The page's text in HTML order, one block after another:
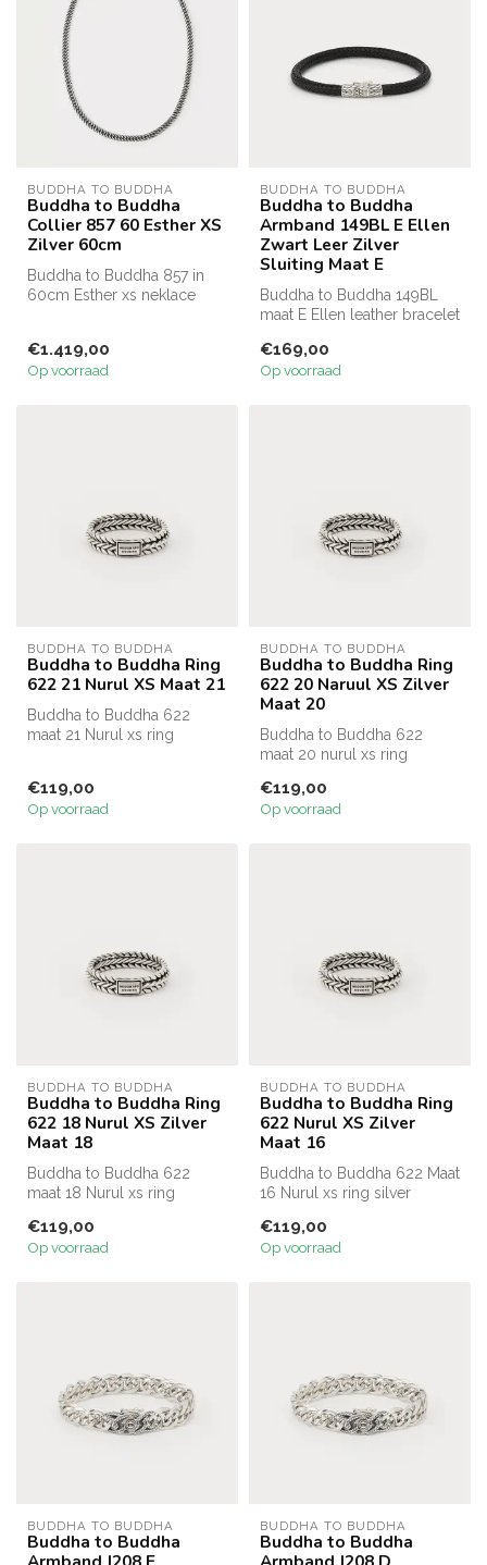
BUDDHA TO BUDDHA
Buddha to Buddha
Collier 857 60 Esther XS
Zilver 60cm
Buddha to Buddha 857 in
60cm Esther xs neklace
€1.419,00
Op voorraad
BUDDHA TO BUDDHA
Buddha to Buddha
Armband 149BL E Ellen
Zwart Leer Zilver
Sluiting Maat E
Buddha to Buddha 149BL
maat E Ellen leather bracelet
€169,00
Op voorraad
BUDDHA TO BUDDHA
Buddha to Buddha Ring
622 21 Nurul XS Maat 21
Buddha to Buddha 622
maat 21 Nurul xs ring
€119,00
Op voorraad
BUDDHA TO BUDDHA
Buddha to Buddha Ring
622 20 Naruul XS Zilver
Maat 20
Buddha to Buddha 622
maat 20 nurul xs ring
€119,00
Op voorraad
BUDDHA TO BUDDHA
Buddha to Buddha Ring
622 18 Nurul XS Zilver
Maat 18
Buddha to Buddha 622
maat 18 Nurul xs ring
€119,00
Op voorraad
BUDDHA TO BUDDHA
Buddha to Buddha Ring
622 Nurul XS Zilver
Maat 16
Buddha to Buddha 622 Maat
16 Nurul xs ring silver
€119,00
Op voorraad
BUDDHA TO BUDDHA
Buddha to Buddha
BUDDHA TO BUDDHA
Buddha to Buddha